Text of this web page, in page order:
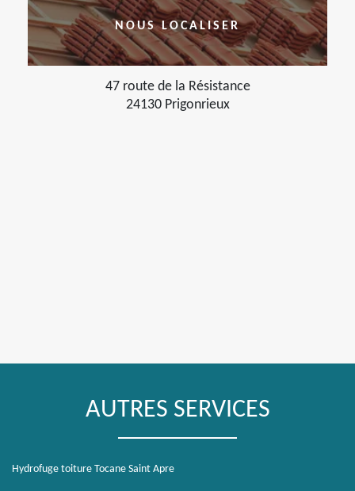
NOUS LOCALISER
47 route de la Résistance
24130 Prigonrieux
AUTRES SERVICES
Hydrofuge toiture Tocane Saint Apre